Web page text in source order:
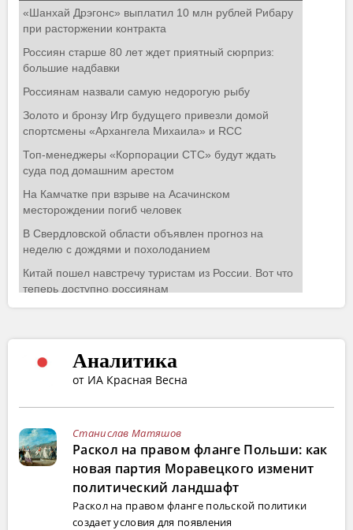
Аналитика
от ИА Красная Весна
Станислав Матяшов
Раскол на правом фланге Польши: как
новая партия Моравецкого изменит
политический ландшафт
Раскол на правом фланге польской политики
создает условия для появления